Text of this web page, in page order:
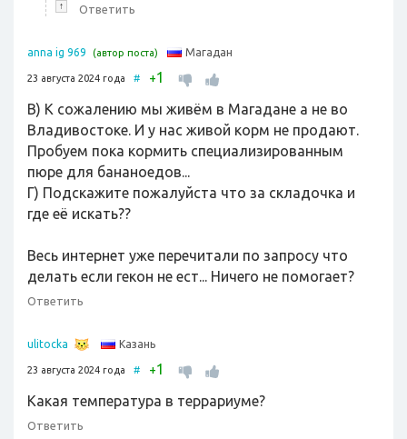
↑ Ответить
anna ig 969 (автор поста) Магадан
23 августа 2024 года # +1
В) К сожалению мы живём в Магадане а не во
Владивостоке. И у нас живой корм не продают.
Пробуем пока кормить специализированным
пюре для бананоедов...
Г) Подскажите пожалуйста что за складочка и
где её искать??
Весь интернет уже перечитали по запросу что
делать если гекон не ест... Ничего не помогает?
Ответить
ulitocka Казань
23 августа 2024 года # +1
Какая температура в террариуме?
Ответить